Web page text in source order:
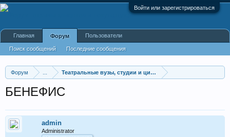
Войти или зарегистрироваться
Форум Театральные вузы, студии и цирковые училища
БЕНЕФИС
admin
Administrator
Главная Форум
Поиск сообщений Последние сообщения
Пользователи